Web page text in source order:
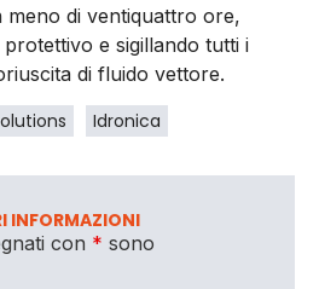
meno di ventiquattro ore,
e sigillando tutti i
di fluido vettore.
Idronica
INFORMAZIONI
con * sono